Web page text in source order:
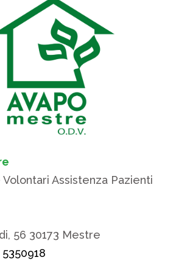
Assistenza Pazienti
56 30173 Mestre
5350918